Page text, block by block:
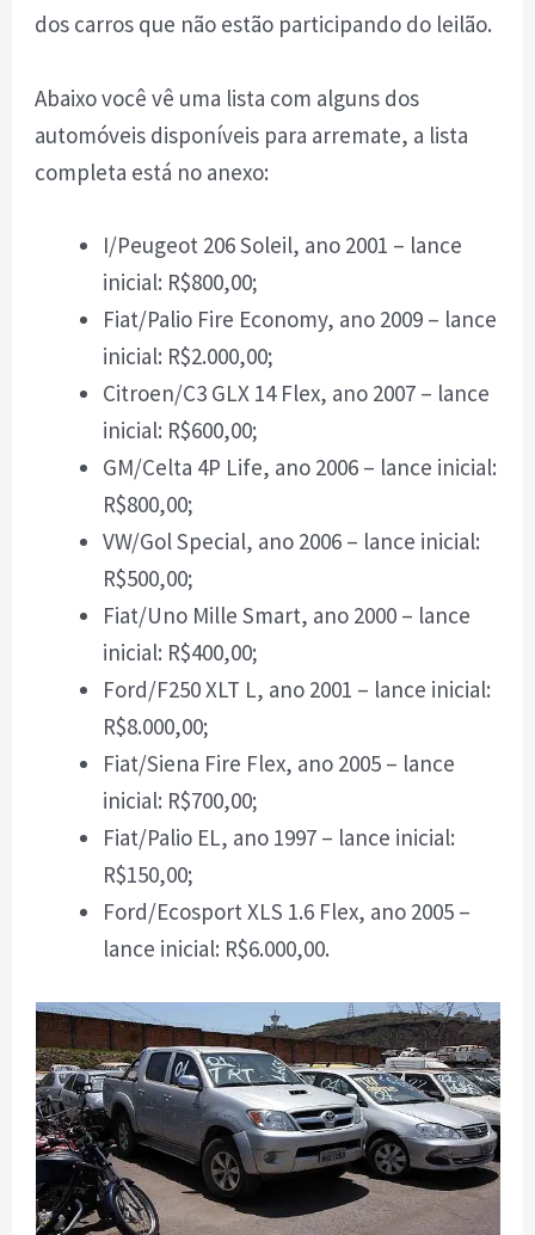
dos carros que não estão participando do leilão.
Abaixo você vê uma lista com alguns dos
automóveis disponíveis para arremate, a lista
completa está no anexo:
I/Peugeot 206 Soleil, ano 2001 – lance
inicial: R$800,00;
Fiat/Palio Fire Economy, ano 2009 – lance
inicial: R$2.000,00;
Citroen/C3 GLX 14 Flex, ano 2007 – lance
inicial: R$600,00;
GM/Celta 4P Life, ano 2006 – lance inicial:
R$800,00;
VW/Gol Special, ano 2006 – lance inicial:
R$500,00;
Fiat/Uno Mille Smart, ano 2000 – lance
inicial: R$400,00;
Ford/F250 XLT L, ano 2001 – lance inicial:
R$8.000,00;
Fiat/Siena Fire Flex, ano 2005 – lance
inicial: R$700,00;
Fiat/Palio EL, ano 1997 – lance inicial:
R$150,00;
Ford/Ecosport XLS 1.6 Flex, ano 2005 –
lance inicial: R$6.000,00.